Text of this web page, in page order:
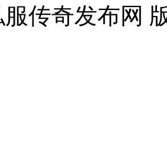
服传奇发布网